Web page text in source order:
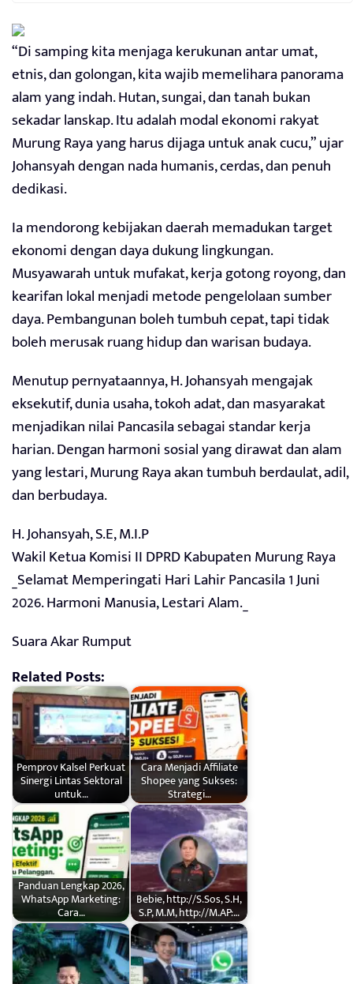
“Di samping kita menjaga kerukunan antar umat,
etnis, dan golongan, kita wajib memelihara panorama
alam yang indah. Hutan, sungai, dan tanah bukan
sekadar lanskap. Itu adalah modal ekonomi rakyat
Murung Raya yang harus dijaga untuk anak cucu,” ujar
Johansyah dengan nada humanis, cerdas, dan penuh
dedikasi.
Ia mendorong kebijakan daerah memadukan target
ekonomi dengan daya dukung lingkungan.
Musyawarah untuk mufakat, kerja gotong royong, dan
kearifan lokal menjadi metode pengelolaan sumber
daya. Pembangunan boleh tumbuh cepat, tapi tidak
boleh merusak ruang hidup dan warisan budaya.
Menutup pernyataannya, H. Johansyah mengajak
eksekutif, dunia usaha, tokoh adat, dan masyarakat
menjadikan nilai Pancasila sebagai standar kerja
harian. Dengan harmoni sosial yang dirawat dan alam
yang lestari, Murung Raya akan tumbuh berdaulat, adil,
dan berbudaya.
H. Johansyah, S.E, M.I.P
Wakil Ketua Komisi II DPRD Kabupaten Murung Raya
_Selamat Memperingati Hari Lahir Pancasila 1 Juni
2026. Harmoni Manusia, Lestari Alam._
Suara Akar Rumput
Related Posts:
Pemprov Kalsel Perkuat
Sinergi Lintas Sektoral
untuk…
Cara Menjadi Affiliate
Shopee yang Sukses:
Strategi…
Panduan Lengkap 2026,
WhatsApp Marketing:
Cara…
Bebie, http://S.Sos, S.H,
S.P, M.M, http://M.AP:…